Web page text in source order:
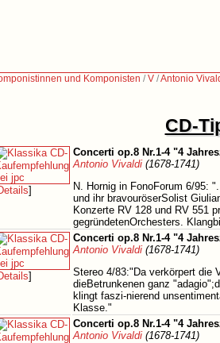
und Komponisten /V /Antonio
CD-
]
Concerti op.8 Nr.1-4 "4
Antonio Vivaldi (1678-1741)
N. Hornig in FonoForum 6/95:
und ihr bravouröserSolist
Konzerte RV 128 und RV 551
gegründetenOrchesters.
]
Concerti op.8 Nr.1-4 "4
Antonio Vivaldi (1678-1741)
Stereo 4/83:"Da verkörpert die
dieBetrunkenen ganz
klingt faszi-nierend
Klasse."
Concerti op.8 Nr.1-4 "4
Antonio Vivaldi (1678-1741)